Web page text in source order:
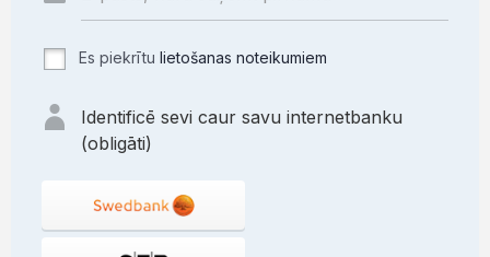
Es piekrītu lietošanas noteikumiem
Identificē sevi caur savu internetbanku
(obligāti)